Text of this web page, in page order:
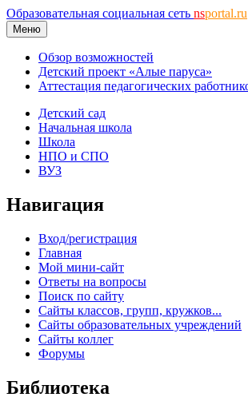
Образовательная социальная сеть nsportal.ru
Меню
Обзор возможностей
Детский проект «Алые паруса»
Аттестация педагогических
Детский сад
Начальная школа
Школа
НПО и СПО
ВУЗ
Навигация
Вход/регистрация
Главная
Мой мини-сайт
Ответы на вопросы
Поиск по сайту
Сайты классов, групп, кружков...
Сайты образовательных учреждений
Сайты коллег
Форумы
Библиотека